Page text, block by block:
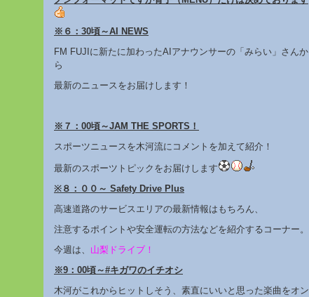
※６：30頃～AI NEWS
FM FUJIに新たに加わったAIアナウンサーの「みらい」さんか
ら
最新のニュースをお届けします！
※７：00頃～JAM THE SPORTS！
スポーツニュースを木河流にコメントを加えて紹介！
最新のスポーツトピックをお届けします
※８：００～ Safety Drive Plus
高速道路のサービスエリアの最新情報はもちろん、
注意するポイントや安全運転の方法などを紹介するコーナー。
今週は、 山梨ドライブ！
※9：00頃～#キガワのイチオシ
木河がこれからヒットしそう、素直にいいと思った楽曲をオン